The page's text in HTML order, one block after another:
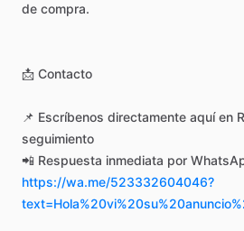
de compra.
📩 Contacto
📌 Escríbenos directamente aquí en
seguimiento
📲 Respuesta inmediata por
https://wa.me/523332604046?